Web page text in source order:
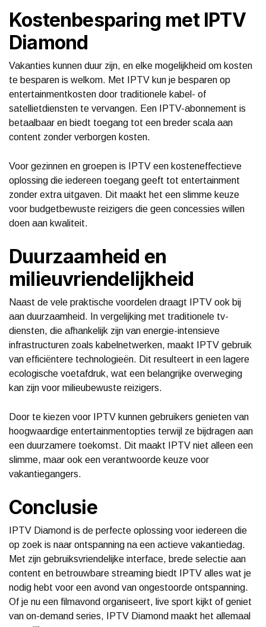
Kostenbesparing met IPTV
Diamond
Vakanties kunnen duur zijn, en elke mogelijkheid om kosten
te besparen is welkom. Met IPTV kun je besparen op
entertainmentkosten door traditionele kabel- of
satellietdiensten te vervangen. Een IPTV-abonnement is
betaalbaar en biedt toegang tot een breder scala aan
content zonder verborgen kosten.
Voor gezinnen en groepen is IPTV een kosteneffectieve
oplossing die iedereen toegang geeft tot entertainment
zonder extra uitgaven. Dit maakt het een slimme keuze
voor budgetbewuste reizigers die geen concessies willen
doen aan kwaliteit.
Duurzaamheid en
milieuvriendelijkheid
Naast de vele praktische voordelen draagt IPTV ook bij
aan duurzaamheid. In vergelijking met traditionele tv-
diensten, die afhankelijk zijn van energie-intensieve
infrastructuren zoals kabelnetwerken, maakt IPTV gebruik
van efficiëntere technologieën. Dit resulteert in een lagere
ecologische voetafdruk, wat een belangrijke overweging
kan zijn voor milieubewuste reizigers.
Door te kiezen voor IPTV kunnen gebruikers genieten van
hoogwaardige entertainmentopties terwijl ze bijdragen aan
een duurzamere toekomst. Dit maakt IPTV niet alleen een
slimme, maar ook een verantwoorde keuze voor
vakantiegangers.
Conclusie
IPTV Diamond is de perfecte oplossing voor iedereen die
op zoek is naar ontspanning na een actieve vakantiedag.
Met zijn gebruiksvriendelijke interface, brede selectie aan
content en betrouwbare streaming biedt IPTV alles wat je
nodig hebt voor een avond van ongestoorde ontspanning.
Of je nu een filmavond organiseert, live sport kijkt of geniet
van on-demand series, IPTV Diamond maakt het allemaal